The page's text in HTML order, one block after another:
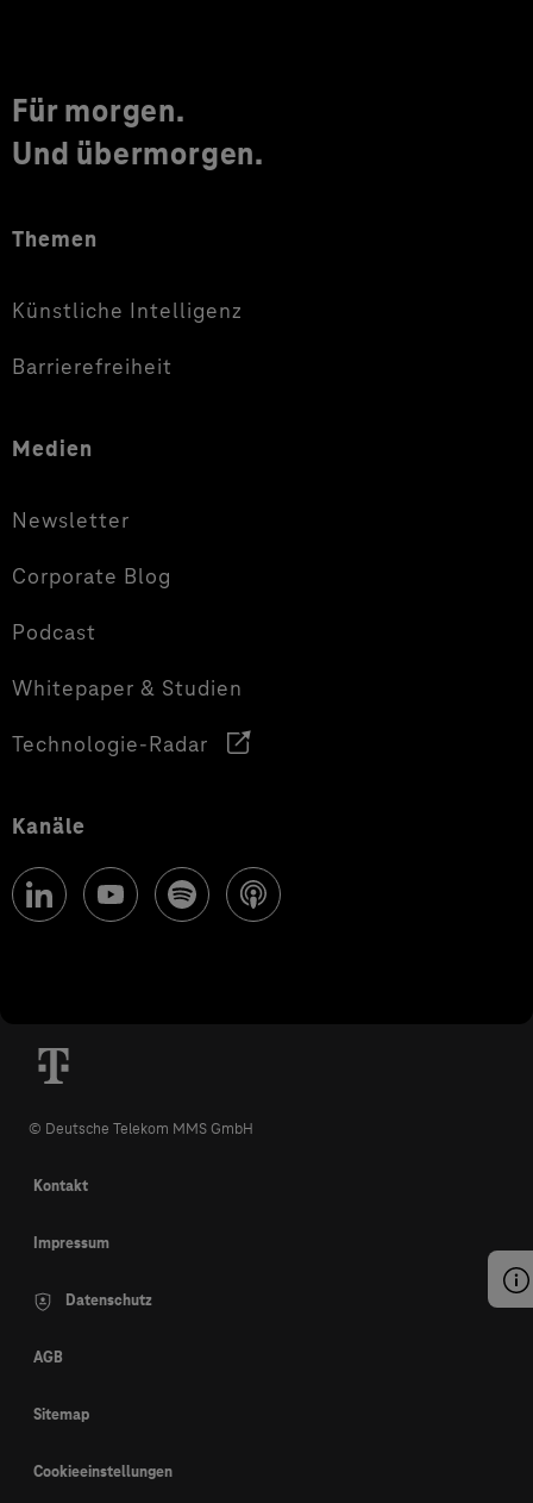
Für morgen.
Und übermorgen.
Themen
Künstliche Intelligenz
Barrierefreiheit
Medien
Newsletter
Corporate Blog
Podcast
Whitepaper & Studien
Technologie-Radar
Kanäle
© Deutsche Telekom MMS GmbH
Kontakt
Impressum
Datenschutz
AGB
Sitemap
Cookieeinstellungen